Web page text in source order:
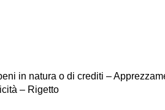
in natura o di crediti –
– Rigetto